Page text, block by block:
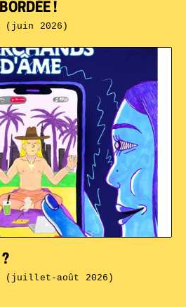
?
(juillet-août 2026)
!
(juin 2026)